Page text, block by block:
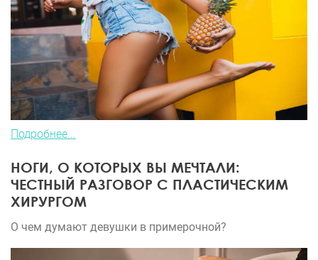
Подробнее...
НОГИ, О КОТОРЫХ ВЫ МЕЧТАЛИ:
ЧЕСТНЫЙ РАЗГОВОР С ПЛАСТИЧЕСКИМ
ХИРУРГОМ
О чем думают девушки в примерочной?